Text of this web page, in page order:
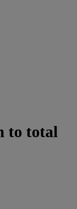
to total